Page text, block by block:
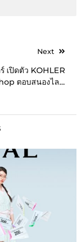
Next
เปิดตัว KOHLER
ตอบสนองไลฟ์
จบในเว็บเดียว”